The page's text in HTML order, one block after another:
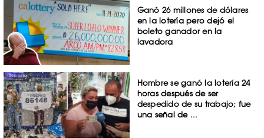
Ganó 26 millones de dólares
en la lotería pero dejó el
boleto ganador en la
lavadora
Hombre se ganó la lotería 24
horas después de ser
despedido de su trabajo; fue
una señal de ...